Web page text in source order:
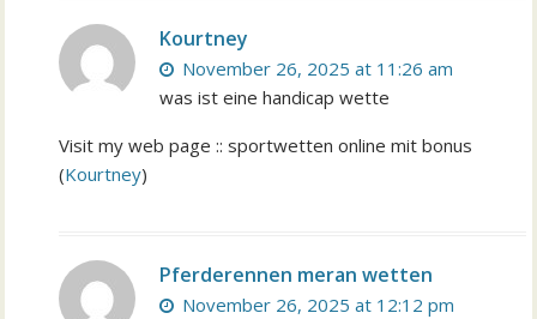
Kourtney
November 26, 2025 at 11:26 am
was ist eine handicap wette
Visit my web page :: sportwetten online mit bonus
(Kourtney)
Pferderennen meran wetten
November 26, 2025 at 12:12 pm